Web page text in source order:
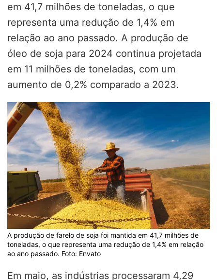
em 41,7 milhões de toneladas, o que
representa uma redução de 1,4% em
relação ao ano passado. A produção de
óleo de soja para 2024 continua projetada
em 11 milhões de toneladas, com um
aumento de 0,2% comparado a 2023.
A produção de farelo de soja foi mantida em 41,7 milhões de
toneladas, o que representa uma redução de 1,4% em relação
ao ano passado. Foto: Envato
Em maio, as indústrias processaram 4,29